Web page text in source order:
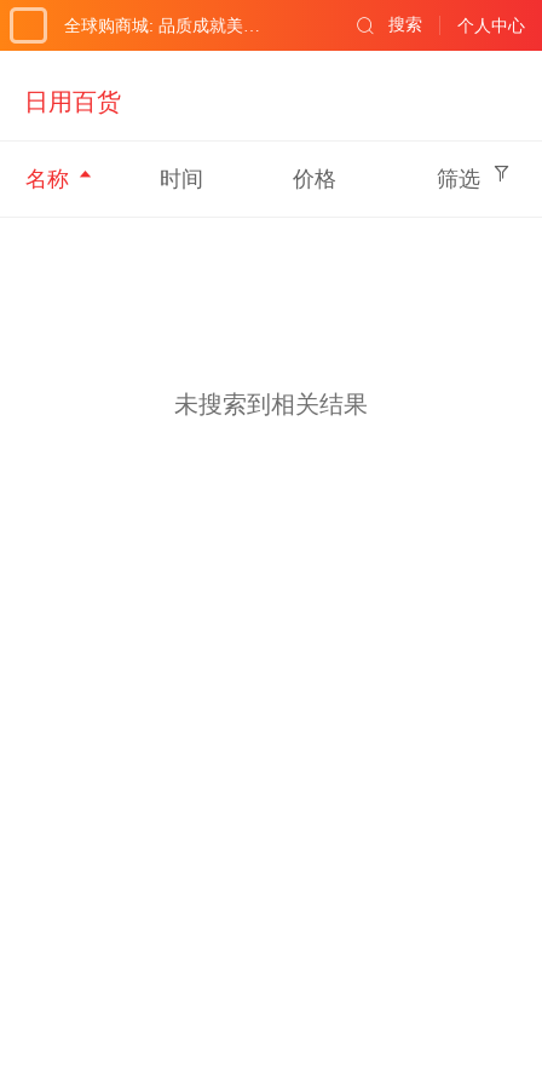
全球购商城: 品质成就美好生活! 个人中心
搜索
日用百货
名称 时间 价格 筛选
未搜索到相关结果